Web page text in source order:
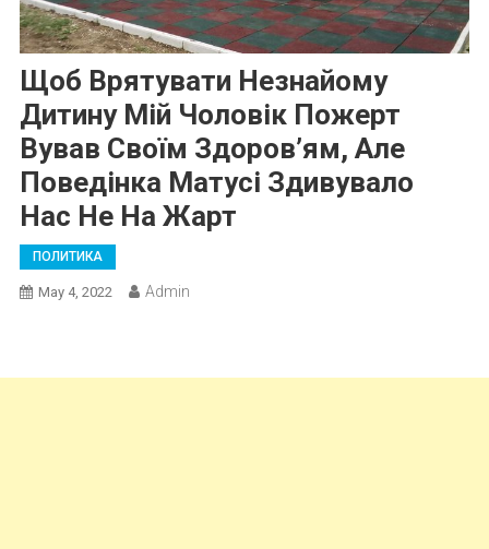
Щоб Врятувати Незнайому
Дитину Мій Чоловік Пожерт
Вував Своїм Здоров’ям, Але
Поведінка Матусі Здивувало
Нас Не На Жарт
ПОЛИТИКА
May 4, 2022 Admin